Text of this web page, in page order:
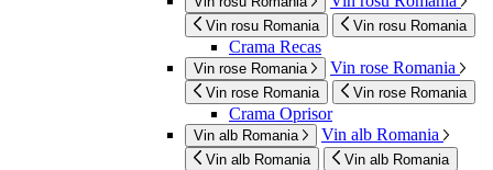
Vin rosu Romania Vin rosu Romania
Crama Recas
Vin rose Romania Vin rose Romania
Vin rose Romania Vin rose Romania
Crama Oprisor
Vin alb Romania Vin alb Romania
Vin alb Romania Vin alb Romania